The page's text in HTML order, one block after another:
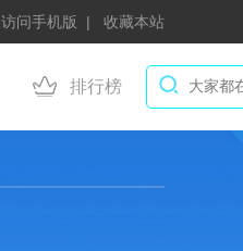
访问手机版 收藏本站
排行榜